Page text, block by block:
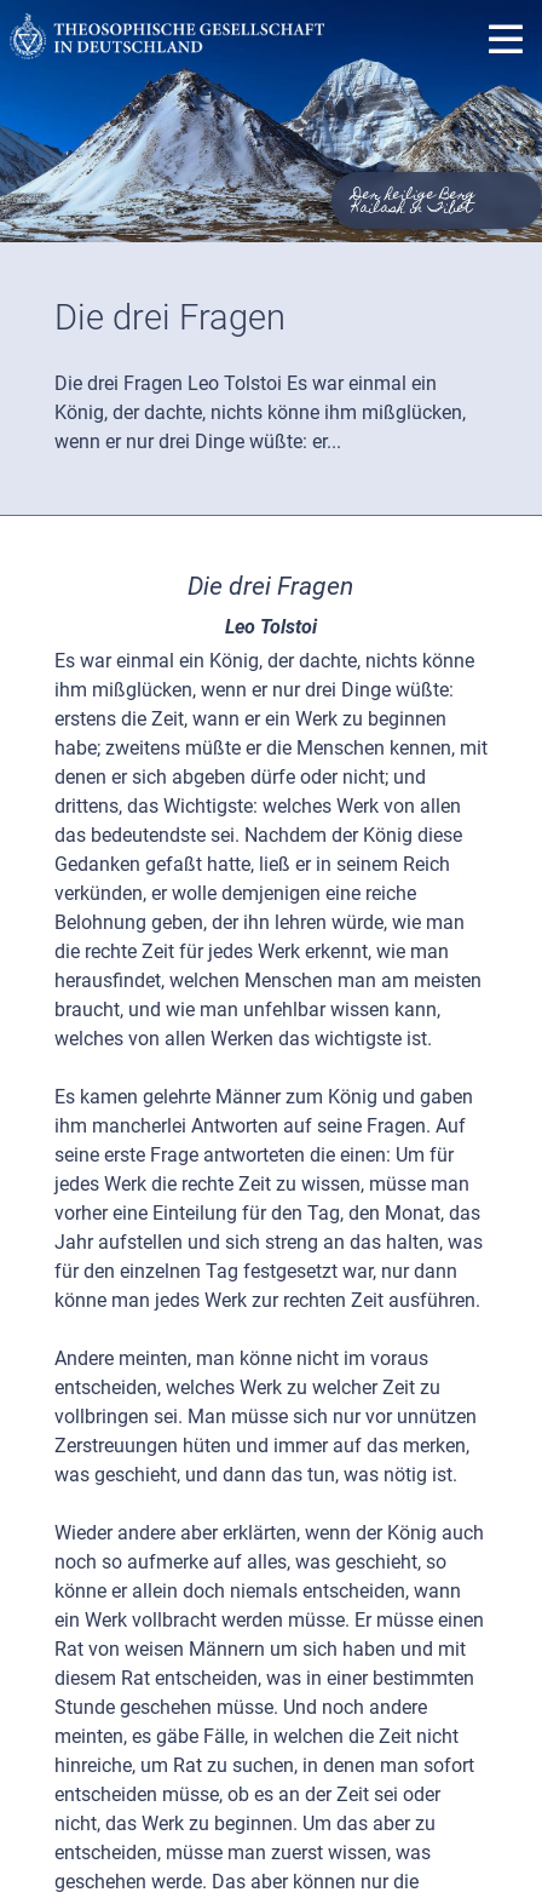
Der heilige Berg
Kailash in Tibet
Die drei Fragen
Die drei Fragen Leo Tolstoi Es war einmal ein
König, der dachte, nichts könne ihm mißglücken,
wenn er nur drei Dinge wüßte: er...
Die drei Fragen
Leo Tolstoi
Es war einmal ein König, der dachte, nichts könne
ihm mißglücken, wenn er nur drei Dinge wüßte:
erstens die Zeit, wann er ein Werk zu beginnen
habe; zweitens müßte er die Menschen kennen, mit
denen er sich abgeben dürfe oder nicht; und
drittens, das Wichtigste: welches Werk von allen
das bedeutendste sei. Nachdem der König diese
Gedanken gefaßt hatte, ließ er in seinem Reich
verkünden, er wolle demjenigen eine reiche
Belohnung geben, der ihn lehren würde, wie man
die rechte Zeit für jedes Werk erkennt, wie man
herausfindet, welchen Menschen man am meisten
braucht, und wie man unfehlbar wissen kann,
welches von allen Werken das wichtigste ist.
Es kamen gelehrte Männer zum König und gaben
ihm mancherlei Antworten auf seine Fragen. Auf
seine erste Frage antworteten die einen: Um für
jedes Werk die rechte Zeit zu wissen, müsse man
vorher eine Einteilung für den Tag, den Monat, das
Jahr aufstellen und sich streng an das halten, was
für den einzelnen Tag festgesetzt war, nur dann
könne man jedes Werk zur rechten Zeit ausführen.
Andere meinten, man könne nicht im voraus
entscheiden, welches Werk zu welcher Zeit zu
vollbringen sei. Man müsse sich nur vor unnützen
Zerstreuungen hüten und immer auf das merken,
was geschieht, und dann das tun, was nötig ist.
Wieder andere aber erklärten, wenn der König auch
noch so aufmerke auf alles, was geschieht, so
könne er allein doch niemals entscheiden, wann
ein Werk vollbracht werden müsse. Er müsse einen
Rat von weisen Männern um sich haben und mit
diesem Rat entscheiden, was in einer bestimmten
Stunde geschehen müsse. Und noch andere
meinten, es gäbe Fälle, in welchen die Zeit nicht
hinreiche, um Rat zu suchen, in denen man sofort
entscheiden müsse, ob es an der Zeit sei oder
nicht, das Werk zu beginnen. Um das aber zu
entscheiden, müsse man zuerst wissen, was
geschehen werde. Das aber können nur die